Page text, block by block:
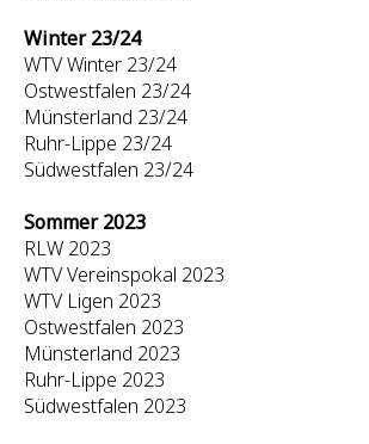
Winter 23/24
WTV Winter 23/24
Ostwestfalen 23/24
Münsterland 23/24
Ruhr-Lippe 23/24
Südwestfalen 23/24
Sommer 2023
RLW 2023
WTV Vereinspokal 2023
WTV Ligen 2023
Ostwestfalen 2023
Münsterland 2023
Ruhr-Lippe 2023
Südwestfalen 2023